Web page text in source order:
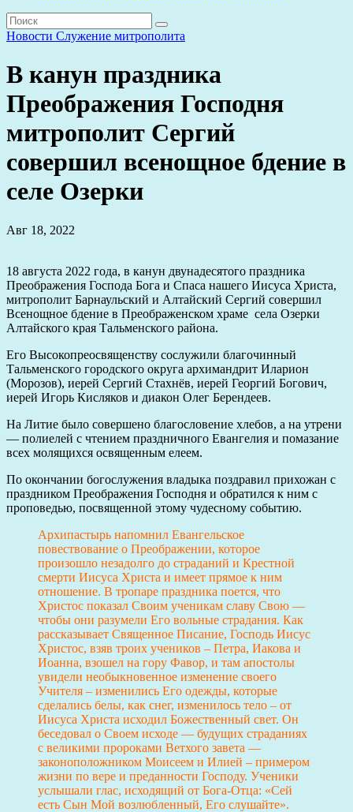
Новости Служение митрополита
В канун праздника
Преображения Господня
митрополит Сергий
совершил всенощное бдение в
селе Озерки
Авг 18, 2022
18 августа 2022 года, в канун двунадесятого праздника
Преображения Господа Бога и Спаса нашего Иисуса Христа,
митрополит Барнаульский и Алтайский Сергий совершил
Всенощное бдение в Преображенском храме села Озерки
Алтайского края Тальменского района.
Его Высокопреосвященству сослужили благочинный
Тальменского городского округа архимандрит Иларион
(Морозов), иерей Сергий Стахнёв, иерей Георгий Богович,
иерей Игорь Кисляков и диакон Олег Берендеев.
На Литие было совершено благословение хлебов, а на утрени
— полиелей с чтением праздничного Евангелия и помазание
всех молящихся освященным елеем.
По окончании богослужения владыка поздравил прихожан с
праздником Преображения Господня и обратился к ним с
проповедью, посвященной этому чудесному событию.
Архипастырь напомнил Евангельское
повествование о Преображении, которое
произошло незадолго до страданий и Крестной
смерти Иисуса Христа и имеет прямое к ним
отношение. В тропаре праздника поется, что
Христос показал Своим ученикам славу Свою —
чтобы они разумели Его вольные страдания. Как
рассказывает Священное Писание, Господь Иисус
Христос, взяв троих учеников – Петра, Иакова и
Иоанна, взошел на гору Фавор, и там апостолы
увидели необыкновенное изменение своего
Учителя – изменились Его одежды, которые
сделались белы, как снег, изменилось тело – от
Иисуса Христа исходил Божественный свет. Он
беседовал о Своем исходе — будущих страданиях
с великими пророками Ветхого завета —
законоположником Моисеем и Илией – примером
жизни по вере и преданности Господу. Ученики
услышали глас, исходящий от Бога-Отца: «Сей
есть Сын Мой возлюбленный, Его слушайте».